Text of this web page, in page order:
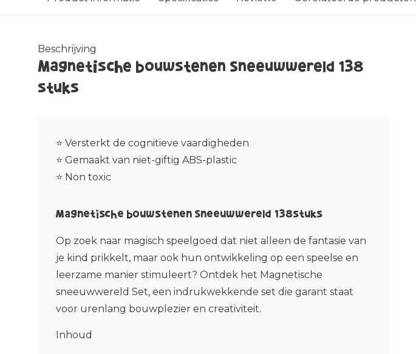
Beschrijving
Magnetische bouwstenen Sneeuwwereld 138
stuks
⭐ Versterkt de cognitieve vaardigheden
⭐ Gemaakt van niet-giftig ABS-plastic
⭐ Non toxic
Magnetische bouwstenen Sneeuwwereld 138stuks
Op zoek naar magisch speelgoed dat niet alleen de fantasie van
je kind prikkelt, maar ook hun ontwikkeling op een speelse en
leerzame manier stimuleert? Ontdek het Magnetische
sneeuwwereld Set, een indrukwekkende set die garant staat
voor urenlang bouwplezier en creativiteit.
Inhoud